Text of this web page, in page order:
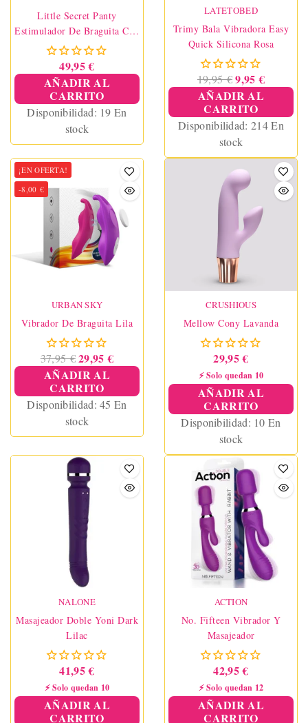
Little Secret Panty
Estimulador De Braguita Con
Control Remoto Y APP
Satisfyer
49,95 €
AÑADIR AL
CARRITO
Disponibilidad: 19 En
stock
LATETOBED
Trimy Bala Vibradora Easy
Quick Silicona Rosa
19,95 € 9,95 €
AÑADIR AL
CARRITO
Disponibilidad: 214 En
stock
¡EN OFERTA!
-8,00 €
URBAN SKY
Vibrador De Braguita Lila
37,95 € 29,95 €
AÑADIR AL
CARRITO
Disponibilidad:45 En
stock
CRUSHIOUS
Mellow Cony Lavanda
29,95 €
⚡ Solo quedan 10
AÑADIR AL
CARRITO
Disponibilidad: 10 En
stock
NALONE
Masajeador Doble Yoni Dark
Lilac
41,95 €
⚡ Solo quedan 10
AÑADIR AL
CARRITO
ACTION
No. Fifteen Vibrador Y
Masajeador
42,95 €
⚡ Solo quedan 12
AÑADIR AL
CARRITO